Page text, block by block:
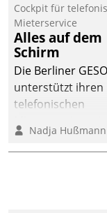
Cockpit für
Mieterservice
Alles auf dem
Schirm
Die Berliner
unterstützt ihren
telefonischen
digitalen Cockpit,
passende
Nadja Hußmann